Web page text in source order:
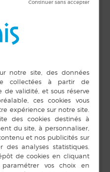
ORGANISATEUR
Médiathèque
Téléphone
02 99 76 57 10
E-mail